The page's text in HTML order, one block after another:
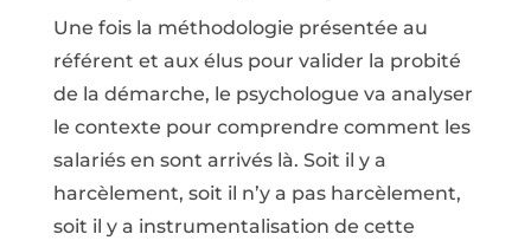
Une fois la méthodologie présentée au
référent et aux élus pour valider la probité
de la démarche, le psychologue va analyser
le contexte pour comprendre comment les
salariés en sont arrivés là. Soit il y a
harcèlement, soit il n’y a pas harcèlement,
soit il y a instrumentalisation de cette